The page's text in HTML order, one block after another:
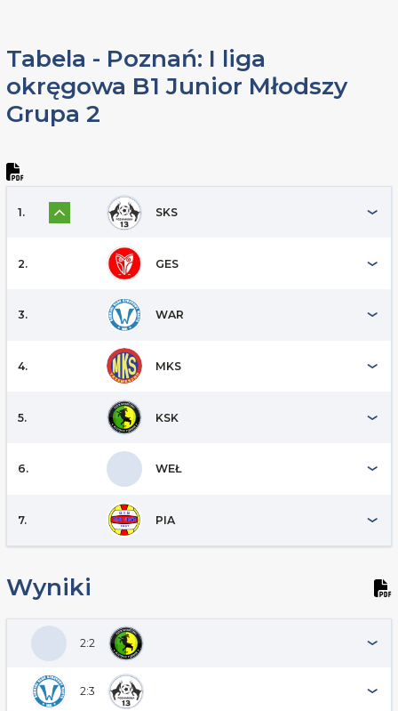
Tabela - Poznań: I liga
okręgowa B1 Junior Młodszy
Grupa 2
1. SKS
2. GES
3. WAR
4. MKS
5. KSK
6. WEŁ
7. PIA
Wyniki
2:2
2:3